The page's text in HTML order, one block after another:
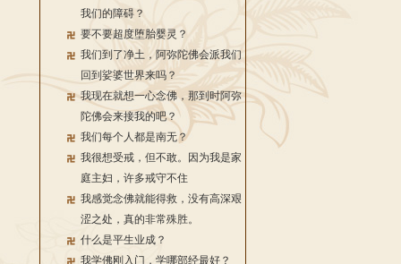
我们的障碍？
要不要超度堕胎婴灵？
我们到了净土，阿弥陀佛会派我们
回到娑婆世界来吗？
我现在就想一心念佛，那到时阿弥
陀佛会来接我的吧？
我们每个人都是南无？
我很想受戒，但不敢。因为我是家
庭主妇，许多戒守不住
我感觉念佛就能得救，没有高深艰
涩之处，真的非常殊胜。
什么是平生业成？
我学佛刚入门，学哪部经最好？